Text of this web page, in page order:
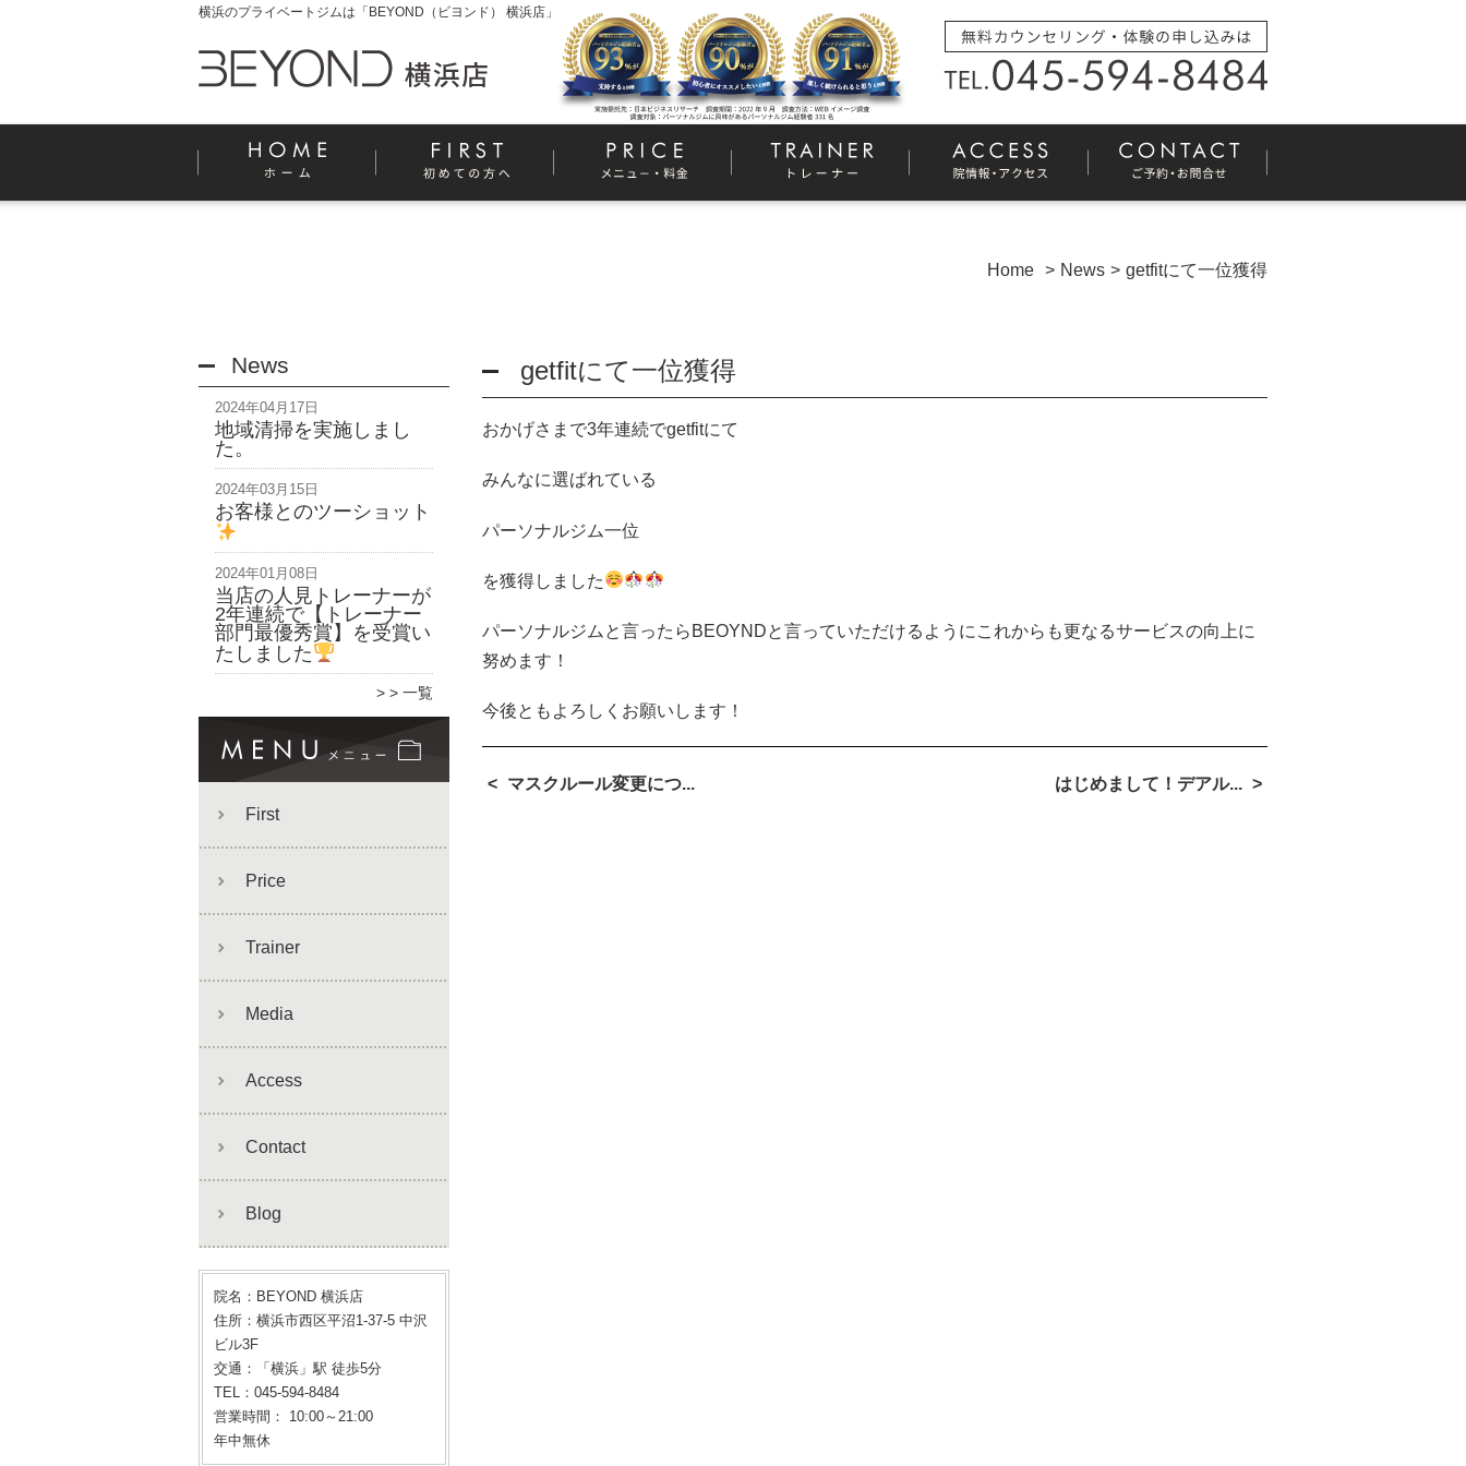
横浜のプライベートジムは「BEYOND（ビヨンド） 横浜店」
Home News getfitにて一位獲得
News
2024年04月17日
地域清掃を実施しまし
た。
2024年03月15日
お客様とのツーショット
2024年01月08日
当店の人見トレーナーが
2年連続で【トレーナー
部門最優秀賞】を受賞い
たしました
> 一覧
First
Price
Trainer
Media
Access
Contact
Blog
院名：BEYOND 横浜店
住所：横浜市西区平沼1-37-5 中沢
ビル3F
交通：「横浜」駅 徒歩5分
TEL：045-594-8484
営業時間： 10:00～21:00
年中無休
getfitにて一位獲得
おかげさまで3年連続でgetfitにて
みんなに選ばれている
パーソナルジム一位
を獲得しました
パーソナルジムと言ったら BEOYNDと言っていただけるようにこれからも更なるサービスの向上に
努めます！
今後ともよろしくお願いします！
マスクルール変更につ... はじめまして！デアル...